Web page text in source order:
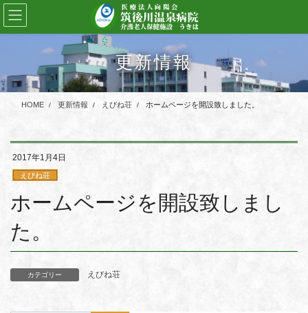
コ
ン
テ
に
移
ナ
ビ
ゲ
ョ
ン
更新情報
HOME 更新情報 えびね荘 ホームページを開設致しました。
2017年1月4日
えびね荘
ホームページを開設致しまし
た。
カテゴリー えびね荘